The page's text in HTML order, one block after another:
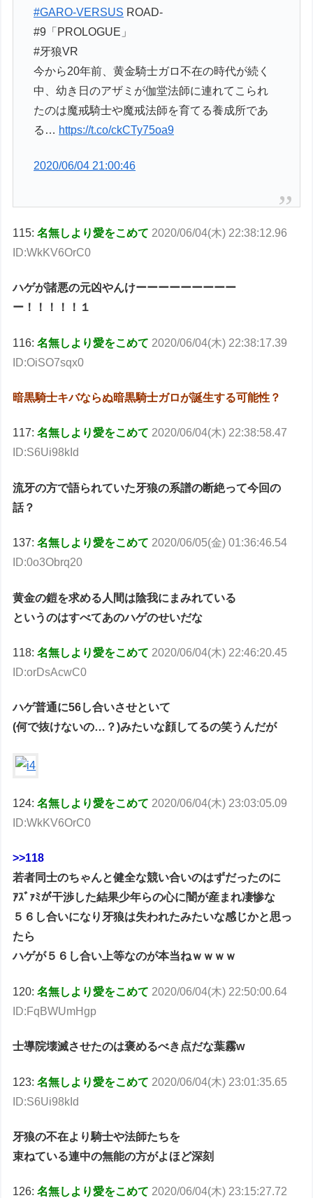
#GARO-VERSUS ROAD-
#9「PROLOGUE」
#牙狼VR
今から20年前、黄金騎士ガロ不在の時代が続く
中、幼き日のアザミが伽堂法師に連れてこられ
たのは魔戒騎士や魔戒法師を育てる養成所であ
る… https://t.co/ckCTy75oa9
2020/06/04 21:00:46
115:名無しより愛をこめて 2020/06/04(木) 22:38:12.96
ID:WkKV6OrC0
ハゲが諸悪の元凶やんけーーーーーーーーー
ー！！！！！１
116:名無しより愛をこめて 2020/06/04(木) 22:38:17.39
ID:OiSO7sqx0
暗黒騎士キバならぬ暗黒騎士ガロが誕生する可能性？
117:名無しより愛をこめて 2020/06/04(木) 22:38:58.47
ID:S6Ui98kId
流牙の方で語られていた牙狼の系譜の断絶って今回の
話？
137:名無しより愛をこめて 2020/06/05(金) 01:36:46.54
ID:0o3Obrq20
黄金の鎧を求める人間は陰我にまみれている
というのはすべてあのハゲのせいだな
118:名無しより愛をこめて 2020/06/04(木) 22:46:20.45
ID:orDsAcwC0
ハゲ普通に56し合いさせといて
(何で抜けないの…？)みたいな顔してるの笑うんだが
124:名無しより愛をこめて 2020/06/04(木) 23:03:05.09
ID:WkKV6OrC0
>>118
若者同士のちゃんと健全な競い合いのはずだったのに
ｱｽﾞｧﾐが干渉した結果少年らの心に闇が産まれ凄惨な
５６し合いになり牙狼は失われたみたいな感じかと思っ
たら
ハゲが５６し合い上等なのが本当ねｗｗｗｗ
120:名無しより愛をこめて 2020/06/04(木) 22:50:00.64
ID:FqBWUmHgp
士導院壊滅させたのは褒めるべき点だな葉霧w
123:名無しより愛をこめて 2020/06/04(木) 23:01:35.65
ID:S6Ui98kId
牙狼の不在より騎士や法師たちを
束ねている連中の無能の方がよほど深刻
126:名無しより愛をこめて 2020/06/04(木) 23:15:27.72